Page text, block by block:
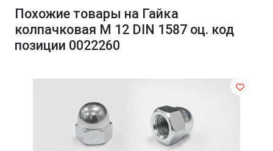
Похожие товары на Гайка
колпачковая М 12 DIN 1587 оц. код
позиции 0022260